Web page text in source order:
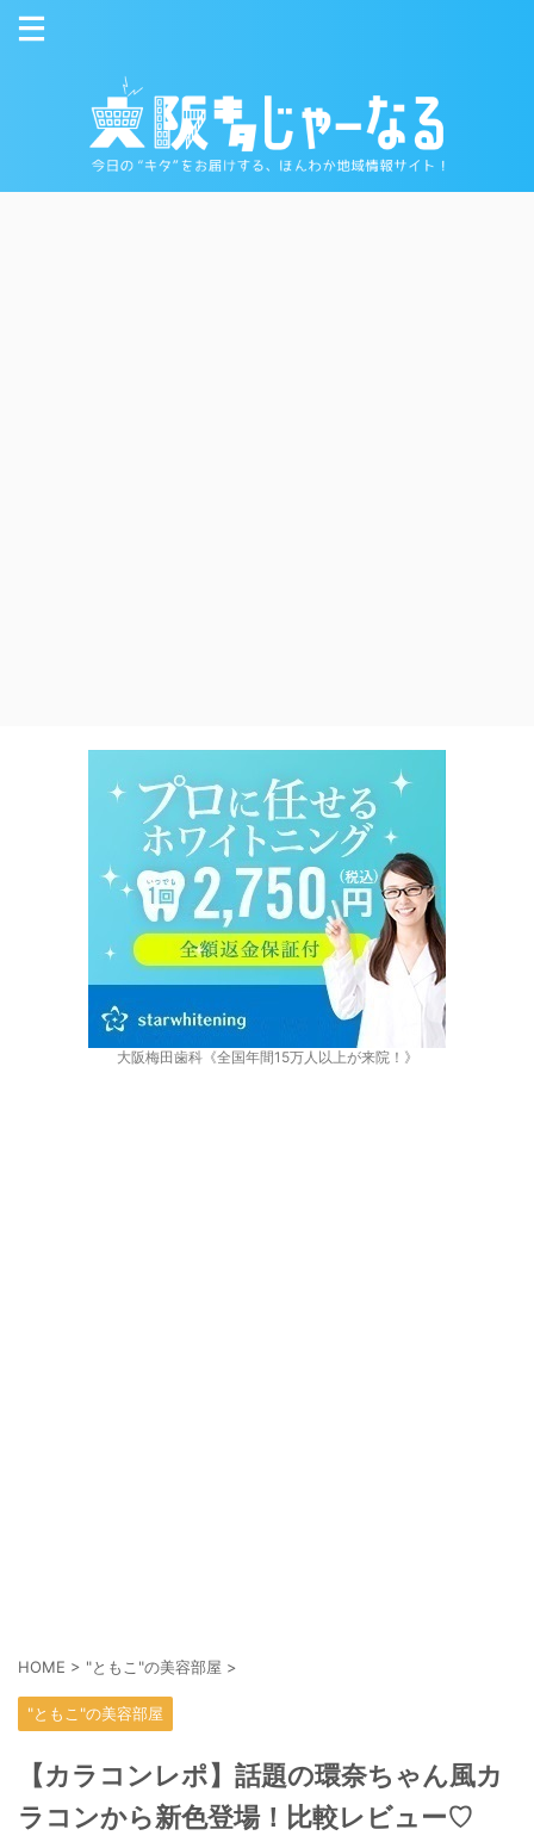
大阪梅田歯科《全国年間15万人以上が来院！》
HOME > "ともこ"の美容部屋 >
"ともこ"の美容部屋
【カラコンレポ】話題の環奈ちゃん風カ
ラコンから新色登場！比較レビュー♡